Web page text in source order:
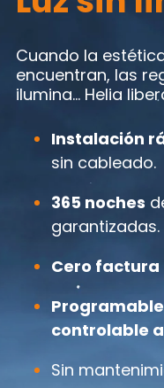
Cuando la
encuentran, las
ilumina… Helia
Instalación
sin cableado.
365 noches
garantizadas.
Cero factura
controlable
Sin